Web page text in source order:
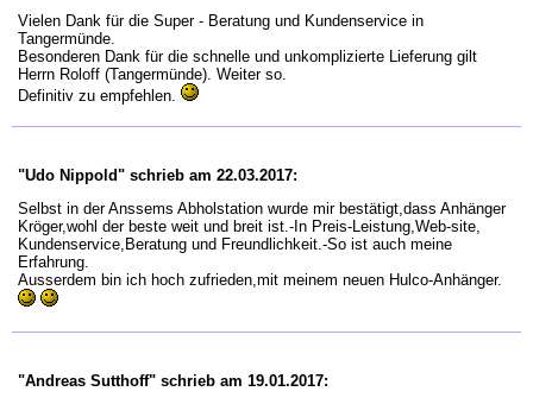
Vielen Dank für die Super - Beratung und Kundenservice in
Tangermünde.
Besonderen Dank für die schnelle und unkomplizierte Lieferung gilt
Herrn Roloff (Tangermünde). Weiter so.
Definitiv zu empfehlen.
"Udo Nippold" schrieb am 22.03.2017:
Selbst in der Anssems Abholstation wurde mir bestätigt,dass Anhänger
Kröger,wohl der beste weit und breit ist.-In Preis-Leistung,Web-site,
Kundenservice,Beratung und Freundlichkeit.-So ist auch meine
Erfahrung.
Ausserdem bin ich hoch zufrieden,mit meinem neuen Hulco-Anhänger.
"Andreas Sutthoff" schrieb am 19.01.2017: